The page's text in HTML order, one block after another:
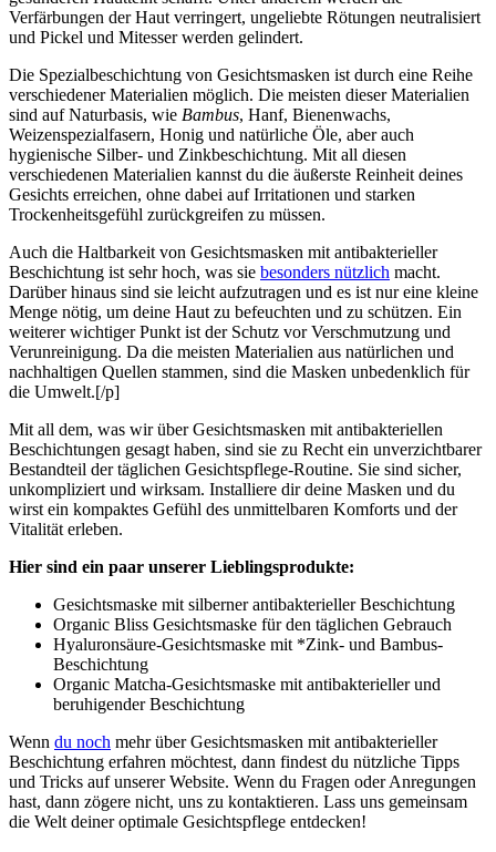
Verfärbungen der Haut verringert, ungeliebte Rötungen neutralisiert
und Pickel und Mitesser werden gelindert.
Die Spezialbeschichtung von Gesichtsmasken ist durch eine Reihe
verschiedener Materialien möglich. Die meisten dieser Materialien
sind auf Naturbasis, wie Bambus, Hanf, Bienenwachs,
Weizenspezialfasern, Honig und natürliche Öle, aber auch
hygienische Silber- und Zinkbeschichtung. Mit all diesen
verschiedenen Materialien kannst du die äußerste Reinheit deines
Gesichts erreichen, ohne dabei auf Irritationen und starken
Trockenheitsgefühl zurückgreifen zu müssen.
Auch die Haltbarkeit von Gesichtsmasken mit antibakterieller
Beschichtung ist sehr hoch, was sie besonders nützlich macht.
Darüber hinaus sind sie leicht aufzutragen und es ist nur eine kleine
Menge nötig, um deine Haut zu befeuchten und zu schützen. Ein
weiterer wichtiger Punkt ist der Schutz vor Verschmutzung und
Verunreinigung. Da die meisten Materialien aus natürlichen und
nachhaltigen Quellen stammen, sind die Masken unbedenklich für
die Umwelt.[/p]
Mit all dem, was wir über Gesichtsmasken mit antibakteriellen
Beschichtungen gesagt haben, sind sie zu Recht ein unverzichtbarer
Bestandteil der täglichen Gesichtspflege-Routine. Sie sind sicher,
unkompliziert und wirksam. Installiere dir deine Masken und du
wirst ein kompaktes Gefühl des unmittelbaren Komforts und der
Vitalität erleben.
Hier sind ein paar unserer Lieblingsprodukte:
Gesichtsmaske mit silberner antibakterieller Beschichtung
Organic Bliss Gesichtsmaske für den täglichen Gebrauch
Hyaluronsäure-Gesichtsmaske mit *Zink- und Bambus-
Beschichtung
Organic Matcha-Gesichtsmaske mit antibakterieller und
beruhigender Beschichtung
Wenn du noch mehr über Gesichtsmasken mit antibakterieller
Beschichtung erfahren möchtest, dann findest du nützliche Tipps
und Tricks auf unserer Website. Wenn du Fragen oder Anregungen
hast, dann zögere nicht, uns zu kontaktieren. Lass uns gemeinsam
die Welt deiner optimale Gesichtspflege entdecken!